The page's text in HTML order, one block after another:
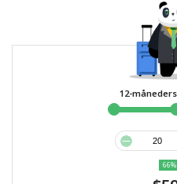
12-
66%